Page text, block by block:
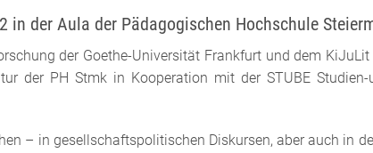
in der Aula der Pädagogischen Hochschule
der Goethe-Universität Frankfurt und dem
der PH Stmk in Kooperation mit der STUBE
– in gesellschaftspolitischen Diskursen, aber auch in